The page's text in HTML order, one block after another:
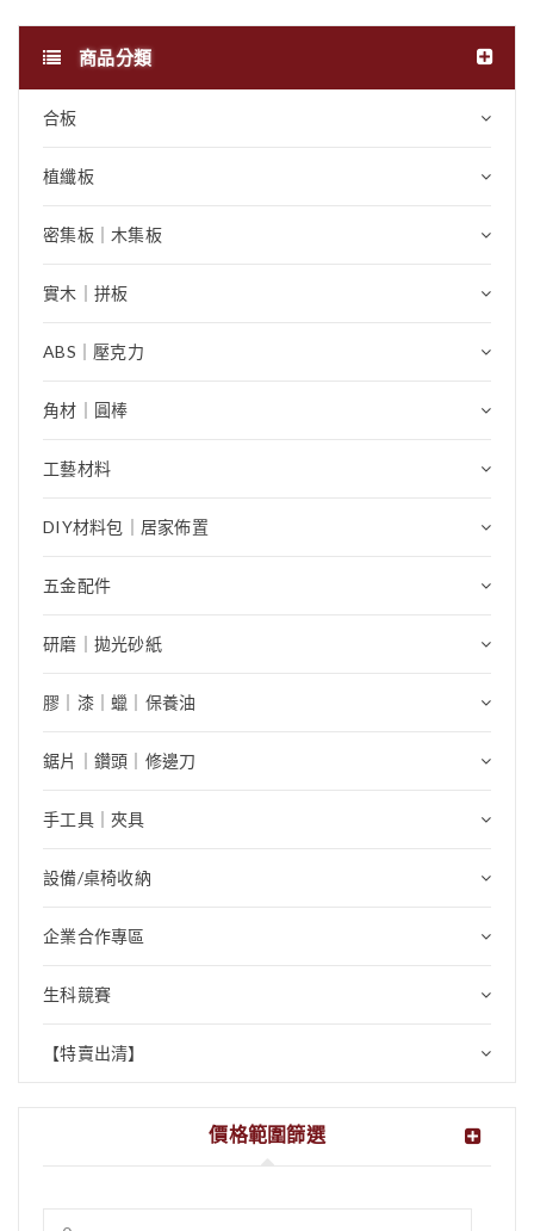
商品分類
合板
植纖板
密集板｜木集板
實木｜拼板
ABS｜壓克力
角材｜圓棒
工藝材料
DIY材料包｜居家佈置
五金配件
研磨｜拋光砂紙
膠｜漆｜蠟｜保養油
鋸片｜鑽頭｜修邊刀
手工具｜夾具
設備/桌椅收納
企業合作專區
生科競賽
【特賣出清】
價格範圍篩選